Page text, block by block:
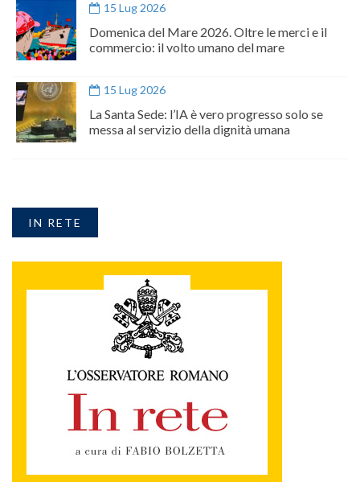
15 Lug 2026
Domenica del Mare 2026. Oltre le merci e il
commercio: il volto umano del mare
15 Lug 2026
La Santa Sede: l’IA è vero progresso solo se
messa al servizio della dignità umana
IN RETE